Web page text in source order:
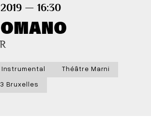
— 16:30
Instrumental
Théâtre Marni
Bruxelles